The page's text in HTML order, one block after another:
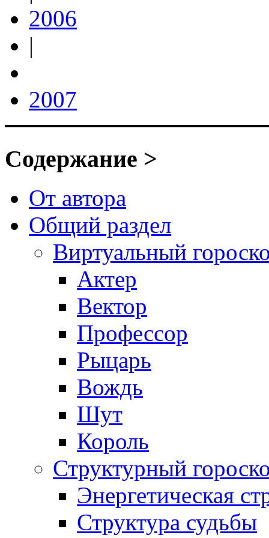
2006
|
2007
Содержание >
От автора
Общий раздел
Виртуальный
Актер
Вектор
Профессор
Рыцарь
Вождь
Шут
Король
Структурный
Энергетическая
Структура судьбы